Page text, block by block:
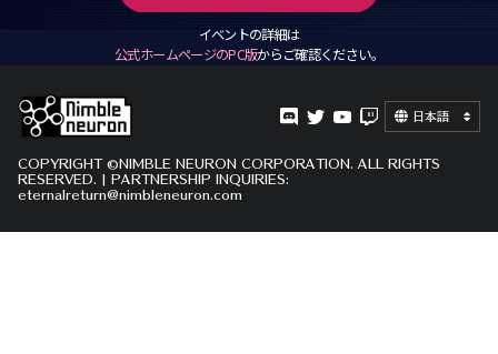
イベントの詳細は
公式ホームページのPC版からご確認ください。
日本語
COPYRIGHT ©NIMBLE NEURON CORPORATION. ALL RIGHTS
RESERVED. | PARTNERSHIP INQUIRIES:
eternalreturn@nimbleneuron.com